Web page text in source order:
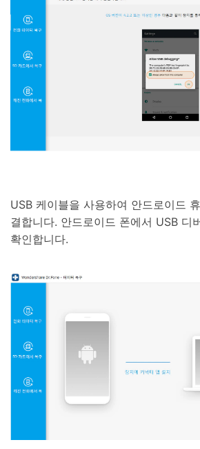
USB 케이블을 사용하여 안드로이드
결합니다. 안드로이드 폰에서 USB 디
확인합니다.